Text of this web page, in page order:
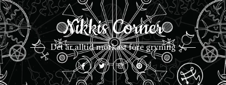
Nikkis Corner
Det är alltid mörkast före gryning